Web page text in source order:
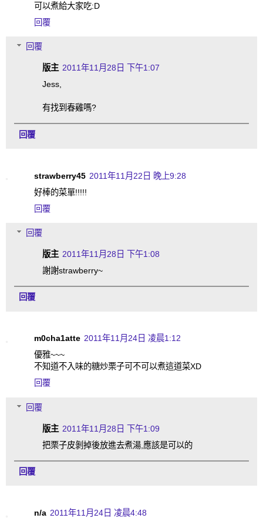
可以煮給大家吃:D
回覆
回覆
版主 2011年11月28日 下午1:07
Jess,
有找到春雞嗎?
回覆
strawberry45 2011年11月22日 晚上9:28
好棒的菜單!!!!!
回覆
回覆
版主 2011年11月28日 下午1:08
謝謝strawberry~
回覆
m0cha1atte 2011年11月24日 凌晨1:12
優雅~~~
不知道不入味的糖炒栗子可不可以煮這道菜XD
回覆
回覆
版主 2011年11月28日 下午1:09
把栗子皮剝掉後放進去煮湯,應該是可以的
回覆
n/a 2011年11月24日 凌晨4:48